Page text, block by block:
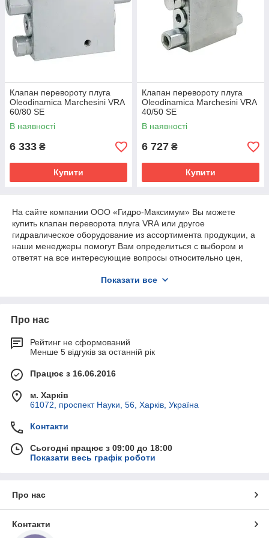
Клапан перевороту плуга
Oleodinamica Marchesini VRA
60/80 SE
В наявності
6 333 ₴
Купити
Клапан перевороту плуга
Oleodinamica Marchesini VRA
40/50 SE
В наявності
6 727 ₴
Купити
На сайте компании ООО «Гидро-Максимум» Вы можете
купить клапан переворота плуга VRA или другое
гидравлическое оборудование из ассортимента продукции, а
наши менеджеры помогут Вам определиться с выбором и
ответят на все интересующие вопросы относительно цен,
«Гидро-Максимум» предоставляет гарантию и сервисное
сертифицирован в соответствии с QMS ISO 9001: 2008
компанией IQA CERT.
Для уточнення будь-якої інформації, консультацій і
замовлення телефонуйте за вказаними номерами телефону
Показати все
Про нас
Рейтинг не сформований
Менше 5 відгуків за останній рік
Працює з 16.06.2016
м. Харків
61072, проспект Науки, 56, Харків, Україна
Контакти
Сьогодні працює з 09:00 до 18:00
Показати весь графік роботи
Про нас
Контакти